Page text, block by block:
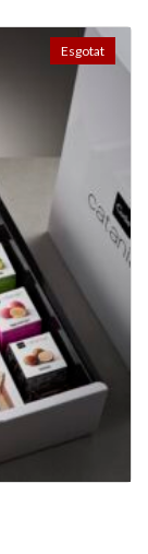
Esgotat